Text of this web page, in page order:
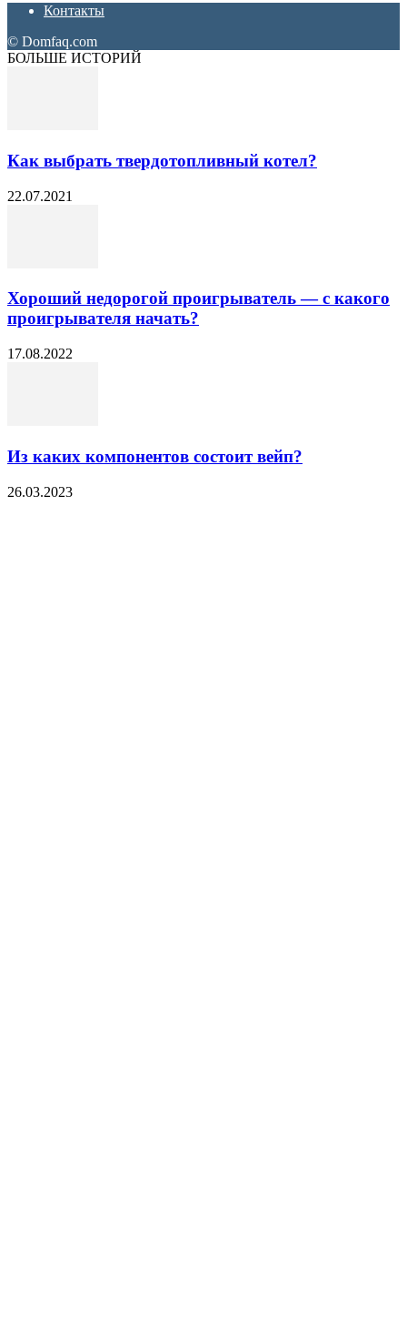
Контакты
© Domfaq.com
БОЛЬШЕ ИСТОРИЙ
Как выбрать твердотопливный котел?
22.07.2021
Хороший недорогой проигрыватель — с какого
проигрывателя начать?
17.08.2022
Из каких компонентов состоит вейп?
26.03.2023